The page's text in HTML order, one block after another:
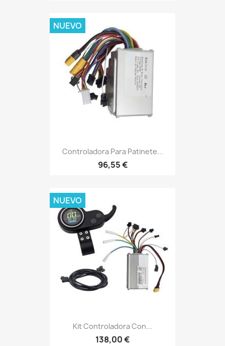
Controladora Para Patinete...
96,55 €
NUEVO
Kit Controladora Con...
138,00 €
NUEVO